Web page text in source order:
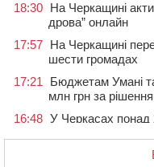
18:30 На Черкащині
дрова” онлайн
17:57 На Черкащині
шести громадах
17:21
Бюджетам Умані
млн грн за
16:48 У Черкасах понад
На